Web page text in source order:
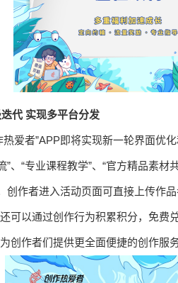
代 实现多平台分发
爱者”APP即将实现新一轮界面优
、“专业课程教学”、“官方精品素材
创作者进入活动页面可直接上传作
可以通过创作行为积累积分，免
创作者们提供更全面便捷的创作服务